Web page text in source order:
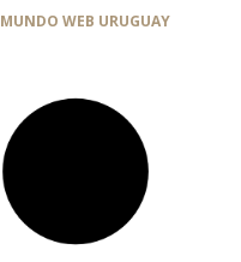
MUNDO WEB URUGUAY